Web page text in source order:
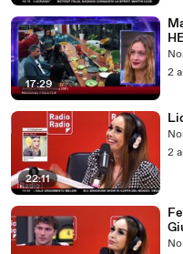
17:29
2
22:11
2